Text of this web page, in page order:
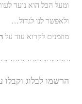
ומעל הכל הוא נועד
ולאפשר לנו לגדול…
מוזמנים לקרוא עוד על
הרשמו לבלוג וקבלו